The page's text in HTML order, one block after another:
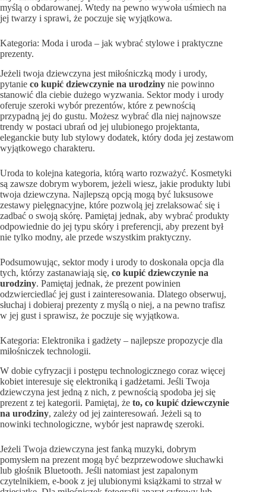
myślą o obdarowanej. Wtedy na pewno wywoła uśmiech na
jej twarzy i sprawi, że poczuje się wyjątkowa.
Kategoria: Moda i uroda – jak wybrać stylowe i praktyczne
prezenty.
Jeżeli twoja dziewczyna jest miłośniczką mody i urody,
pytanie co kupić dziewczynie na urodziny nie powinno
stanowić dla ciebie dużego wyzwania. Sektor mody i urody
oferuje szeroki wybór prezentów, które z pewnością
przypadną jej do gustu. Możesz wybrać dla niej najnowsze
trendy w postaci ubrań od jej ulubionego projektanta,
eleganckie buty lub stylowy dodatek, który doda jej zestawom
wyjątkowego charakteru.
Uroda to kolejna kategoria, którą warto rozważyć. Kosmetyki
są zawsze dobrym wyborem, jeżeli wiesz, jakie produkty lubi
twoja dziewczyna. Najlepszą opcją mogą być luksusowe
zestawy pielęgnacyjne, które pozwolą jej zrelaksować się i
zadbać o swoją skórę. Pamiętaj jednak, aby wybrać produkty
odpowiednie do jej typu skóry i preferencji, aby prezent był
nie tylko modny, ale przede wszystkim praktyczny.
Podsumowując, sektor mody i urody to doskonała opcja dla
tych, którzy zastanawiają się, co kupić dziewczynie na
urodziny. Pamiętaj jednak, że prezent powinien
odzwierciedlać jej gust i zainteresowania. Dlatego obserwuj,
słuchaj i dobieraj prezenty z myślą o niej, a na pewno trafisz
w jej gust i sprawisz, że poczuje się wyjątkowa.
Kategoria: Elektronika i gadżety – najlepsze propozycje dla
miłośniczek technologii.
W dobie cyfryzacji i postępu technologicznego coraz więcej
kobiet interesuje się elektroniką i gadżetami. Jeśli Twoja
dziewczyna jest jedną z nich, z pewnością spodoba jej się
prezent z tej kategorii. Pamiętaj, że to, co kupić dziewczynie
na urodziny, zależy od jej zainteresowań. Jeżeli są to
nowinki technologiczne, wybór jest naprawdę szeroki.
Jeżeli Twoja dziewczyna jest fanką muzyki, dobrym
pomysłem na prezent mogą być bezprzewodowe słuchawki
lub głośnik Bluetooth. Jeśli natomiast jest zapalonym
czytelnikiem, e-book z jej ulubionymi książkami to strzał w